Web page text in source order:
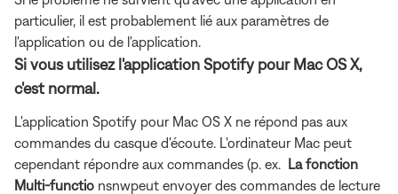
particulier, il est probablement lié aux paramètres de
l'application ou de l'application.
Si vous utilisez l'application Spotify pour Mac OS X,
c'est normal.
L'application Spotify pour Mac OS X ne répond pas aux
commandes du casque d'écoute. L'ordinateur Mac peut
cependant répondre aux commandes (p. ex. La fonction
Multi-functio nsnwpeut envoyer des commandes de lecture